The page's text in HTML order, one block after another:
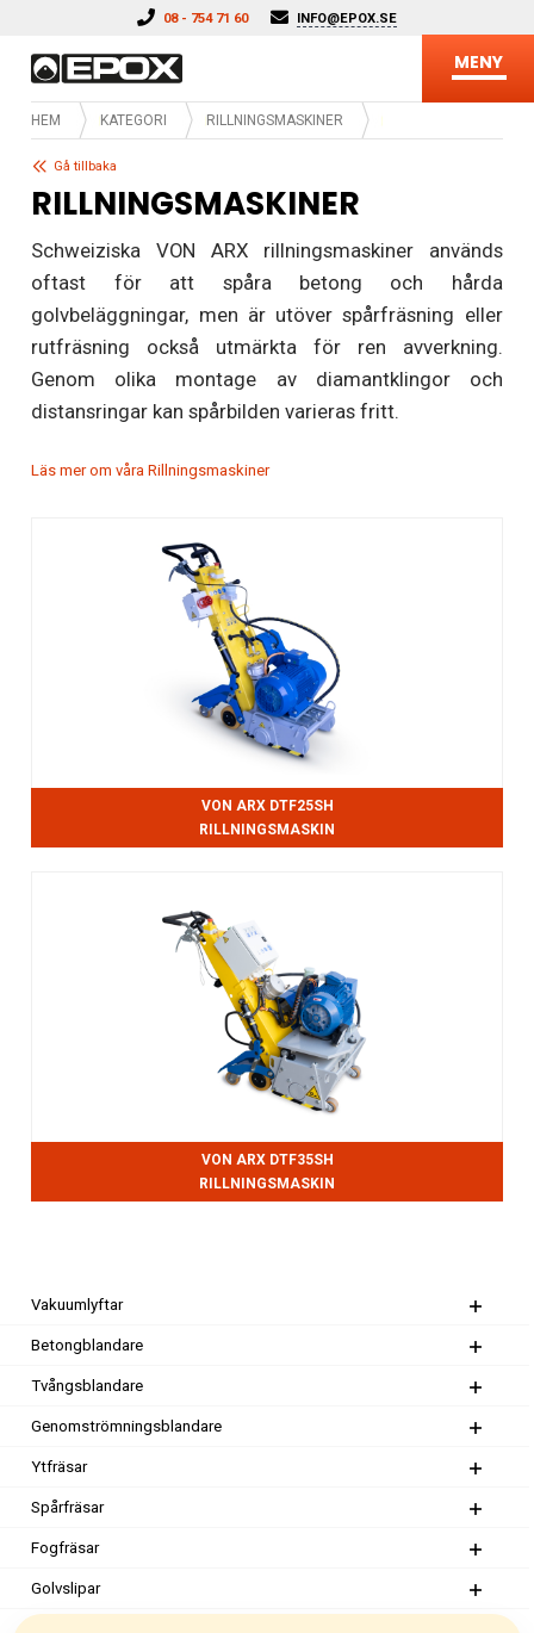
08 - 754 71 60 INFO@EPOX.SE
MENY
HEM KATEGORI RILLNINGSMASKINER
Gå tillbaka
RILLNINGSMASKINER
Schweiziska VON ARX rillningsmaskiner används
oftast för att spåra betong och hårda
golvbeläggningar, men är utöver spårfräsning eller
rutfräsning också utmärkta för ren avverkning.
Genom olika montage av diamantklingor och
distansringar kan spårbilden varieras fritt.
Läs mer om våra Rillningsmaskiner
VON ARX DTF25SH
RILLNINGSMASKIN
VON ARX DTF35SH
RILLNINGSMASKIN
Vakuumlyftar
Betongblandare
Tvångsblandare
Genomströmningsblandare
Ytfräsar
Spårfräsar
Fogfräsar
Golvslipar